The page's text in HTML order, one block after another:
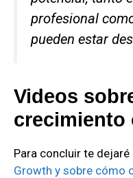
profesional
pueden estar
Videos
crecimiento
Para concluir te
Growth y sobre cómo